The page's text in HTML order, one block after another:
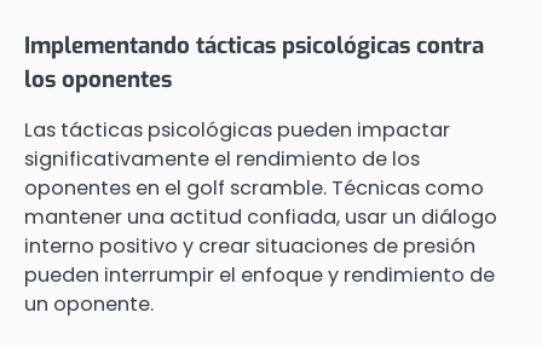
Implementando tácticas psicológicas contra
los oponentes
Las tácticas psicológicas pueden impactar
significativamente el rendimiento de los
oponentes en el golf scramble. Técnicas como
mantener una actitud confiada, usar un diálogo
interno positivo y crear situaciones de presión
pueden interrumpir el enfoque y rendimiento de
un oponente.